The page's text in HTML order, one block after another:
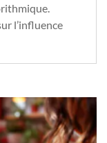
l’influence